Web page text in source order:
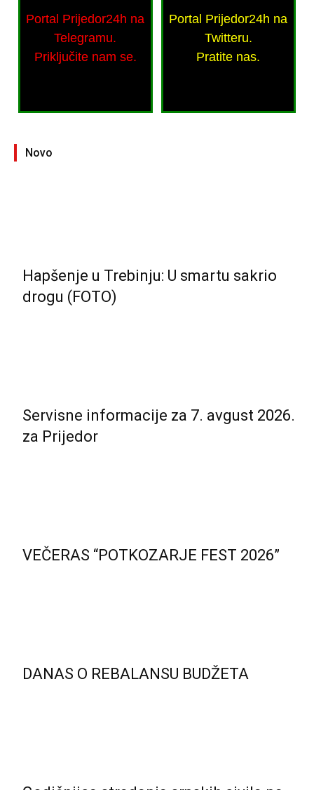
Portal Prijedor24h na
Telegramu.
Priključite nam se.
Portal Prijedor24h na
Twitteru.
Pratite nas.
Novo
Hapšenje u Trebinju: U smartu sakrio
drogu (FOTO)
Servisne informacije za 7. avgust 2026.
za Prijedor
VEČERAS “POTKOZARJE FEST 2026”
DANAS O REBALANSU BUDŽETA